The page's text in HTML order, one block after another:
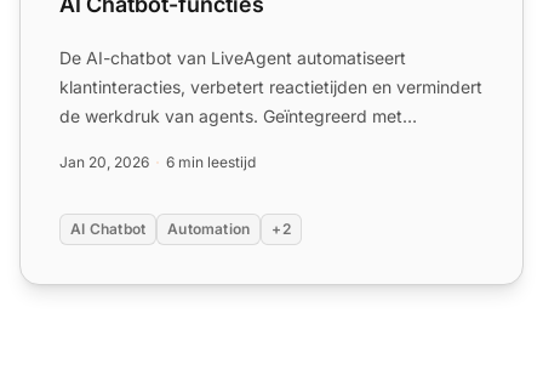
De AI-chatbot van LiveAgent automatiseert
klantinteracties, verbetert reactietijden en vermindert
de werkdruk van agents. Geïntegreerd met
Jan 20, 2026 6 min leestijd
AI Chatbot Automation +2